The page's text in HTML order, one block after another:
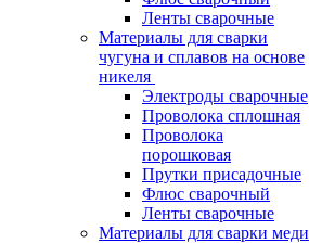
Ленты сварочные
Материалы для сварки
чугуна и сплавов на основе
никеля
Электроды сварочные
Проволока сплошная
Проволока
порошковая
Прутки присадочные
Флюс сварочный
Ленты сварочные
Материалы для сварки меди